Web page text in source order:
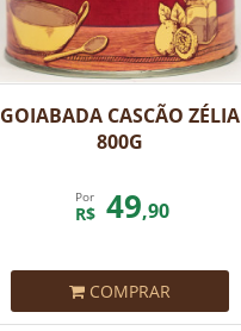
GOIABADA CASCÃO ZÉLIA
800G
Por
R$ 49,90
COMPRAR